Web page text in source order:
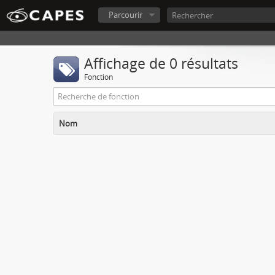
Parcourir
Affichage de 0 résultats
Fonction
Nom